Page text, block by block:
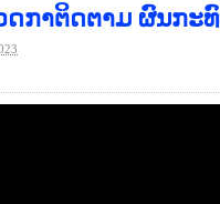
ດກາຕິດຕາມ ຜົນກະ